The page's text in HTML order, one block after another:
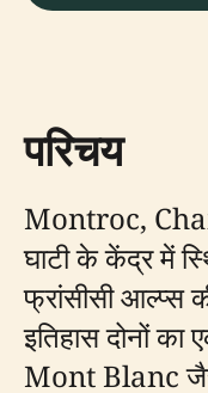
परिचय
Montroc,
घाटी के केंद्र में
फ्रांसीसी आल्प्स
इतिहास दोनों
Mont Blanc जैसे